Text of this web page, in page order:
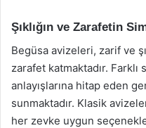
Şıklığın ve Zarafetin
Begüsa avizeleri, zarif ve
zarafet katmaktadır.
anlayışlarına hitap eden
sunmaktadır. Klasik
her zevke uygun